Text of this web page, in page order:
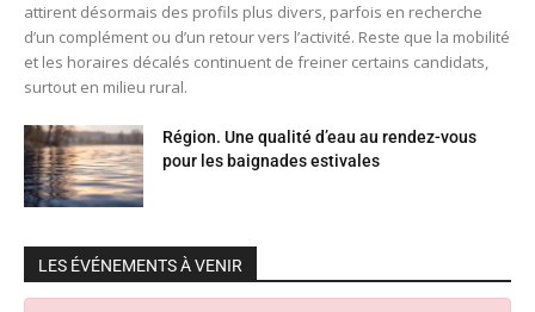
attirent désormais des profils plus divers, parfois en recherche
d’un complément ou d’un retour vers l’activité. Reste que la mobilité
et les horaires décalés continuent de freiner certains candidats,
surtout en milieu rural.
Région. Une qualité d’eau au rendez-vous
pour les baignades estivales
LES ÉVÉNEMENTS À VENIR